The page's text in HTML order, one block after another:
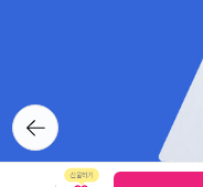
뒤로가
기